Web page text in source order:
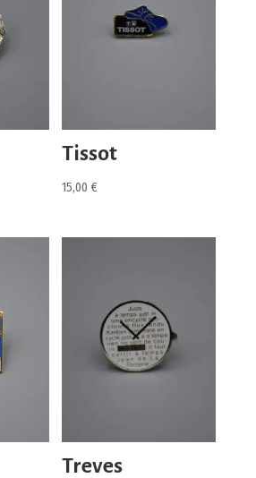
Tissot
15,00€
Treves